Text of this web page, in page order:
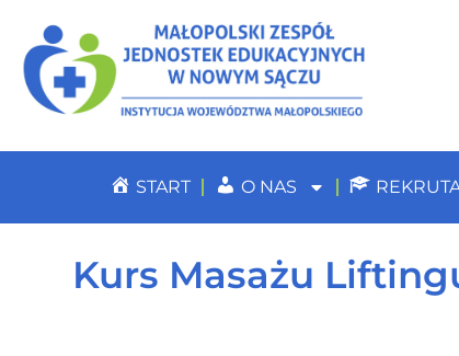
START O NAS
Kurs Masażu